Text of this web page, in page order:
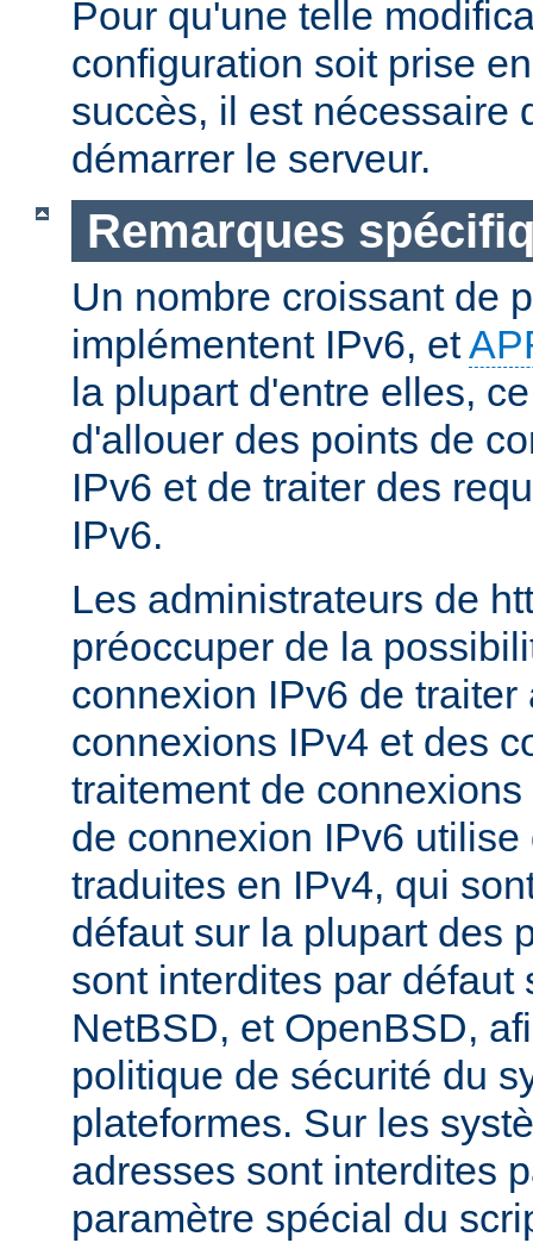
Pour qu'une telle
configuration soit prise
succès, il est nécessaire
démarrer le serveur.
Remarques
Un nombre croissant de
implémentent IPv6, et
la plupart d'entre elles,
d'allouer des points de
IPv6 et de traiter des
IPv6.
Les administrateurs de
préoccuper de la
connexion IPv6 de traiter
connexions IPv4 et des
traitement de
de connexion IPv6
traduites en IPv4, qui
défaut sur la plupart des
sont interdites par défaut
NetBSD, et OpenBSD,
politique de sécurité du
plateformes. Sur les
adresses sont interdites
paramètre spécial du